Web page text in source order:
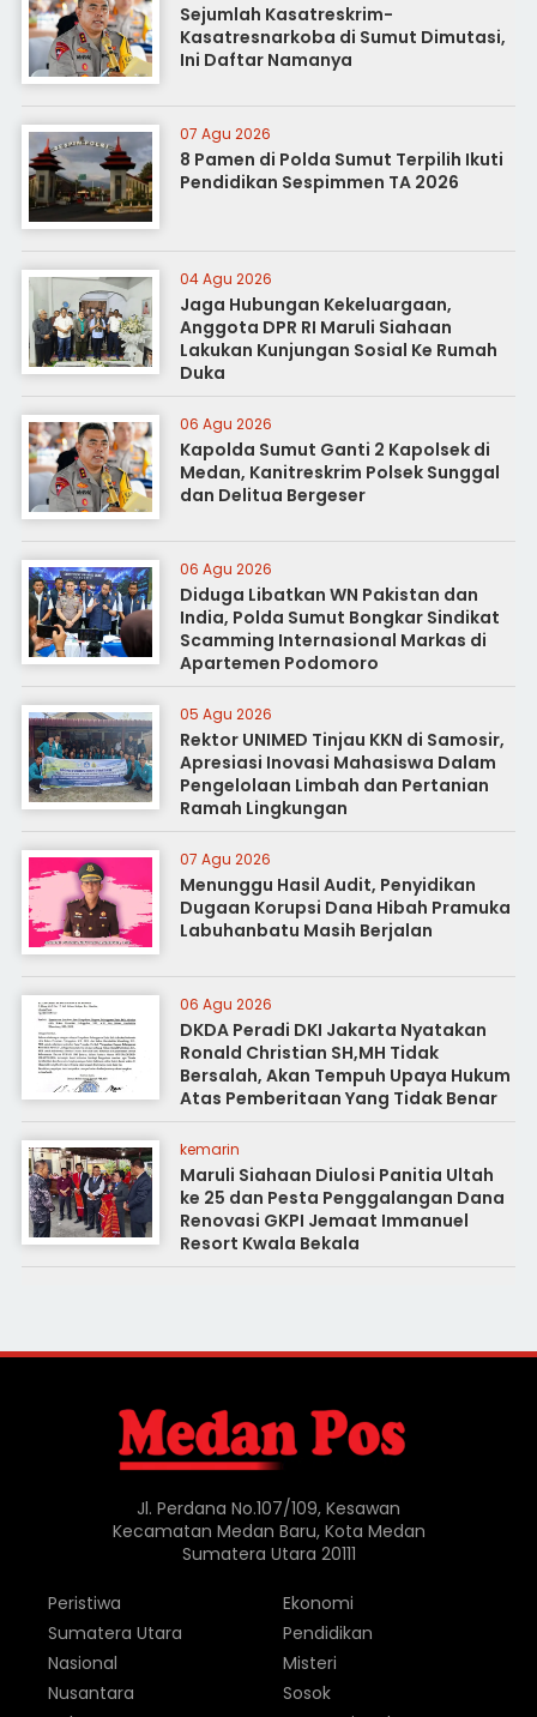
Sejumlah Kasatreskrim-
Kasatresnarkoba di Sumut Dimutasi,
Ini Daftar Namanya
07 Agu 2026
8 Pamen di Polda Sumut Terpilih Ikuti
Pendidikan Sespimmen TA 2026
04 Agu 2026
Jaga Hubungan Kekeluargaan,
Anggota DPR RI Maruli Siahaan
Lakukan Kunjungan Sosial Ke Rumah
Duka
06 Agu 2026
Kapolda Sumut Ganti 2 Kapolsek di
Medan, Kanitreskrim Polsek Sunggal
dan Delitua Bergeser
06 Agu 2026
Diduga Libatkan WN Pakistan dan
India, Polda Sumut Bongkar Sindikat
Scamming Internasional Markas di
Apartemen Podomoro
05 Agu 2026
Rektor UNIMED Tinjau KKN di Samosir,
Apresiasi Inovasi Mahasiswa Dalam
Pengelolaan Limbah dan Pertanian
Ramah Lingkungan
07 Agu 2026
Menunggu Hasil Audit, Penyidikan
Dugaan Korupsi Dana Hibah Pramuka
Labuhanbatu Masih Berjalan
06 Agu 2026
DKDA Peradi DKI Jakarta Nyatakan
Ronald Christian SH,MH Tidak
Bersalah, Akan Tempuh Upaya Hukum
Atas Pemberitaan Yang Tidak Benar
kemarin
Maruli Siahaan Diulosi Panitia Ultah
ke 25 dan Pesta Penggalangan Dana
Renovasi GKPI Jemaat Immanuel
Resort Kwala Bekala
Jl. Perdana No.107/109, Kesawan
Kecamatan Medan Baru, Kota Medan
Sumatera Utara 20111
Peristiwa
Sumatera Utara
Nasional
Nusantara
Ekonomi
Pendidikan
Misteri
Sosok